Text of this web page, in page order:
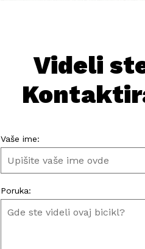
Videli
Vaše ime:
Poruka: